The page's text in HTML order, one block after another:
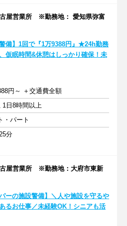
屋営業所 ※勤務地： 愛知県弥富
警備】1回で『1万9388円』★24h勤務
仮眠時間&休憩はしっかり確保！未
円～ ＋交通費全額
1日8時間以上
・パート
分
屋営業所 ※勤務地：大府市東新
パーの施設警備】＼人や施設を守るや
るお仕事／未経験OK！シニアも活